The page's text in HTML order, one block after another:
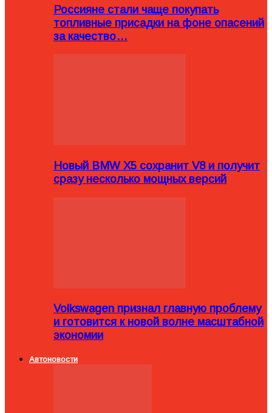
Россияне стали чаще покупать
топливные присадки на фоне опасений
за качество…
Новый BMW X5 сохранит V8 и получит
сразу несколько мощных версий
Volkswagen признал главную проблему
и готовится к новой волне масштабной
экономии
Автоновости